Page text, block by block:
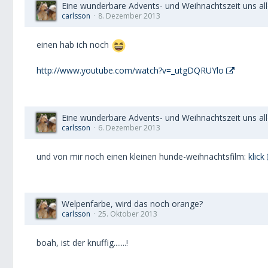
Eine wunderbare Advents- und Weihnachtszeit uns
carlsson 8. Dezember 2013
einen hab ich noch
http://www.youtube.com/watch?v=_utgDQRUYlo
Eine wunderbare Advents- und Weihnachtszeit uns
carlsson 6. Dezember 2013
und von mir noch einen kleinen hunde-weihnachtsfilm: klick
Welpenfarbe, wird das noch orange?
carlsson 25. Oktober 2013
boah, ist der knuffig.......!